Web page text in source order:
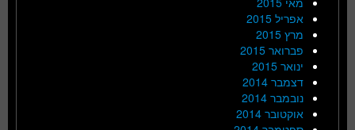
אפריל 2015
מרץ 2015
פברואר 2015
ינואר 2015
דצמבר 2014
נובמבר 2014
אוקטובר 2014